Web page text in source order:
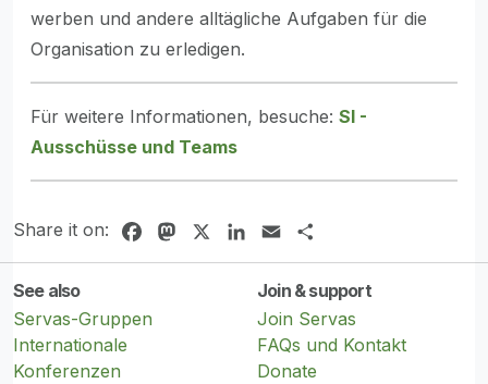
werben und andere alltägliche Aufgaben für die
Organisation zu erledigen.
Für weitere Informationen, besuche: SI -
Ausschüsse und Teams
Share it on: FacebookMastodonLinkedIn
Email
See also
Servas-Gruppen
Internationale
Konferenzen
Join & support
Join Servas
FAQs und Kontakt
Donate